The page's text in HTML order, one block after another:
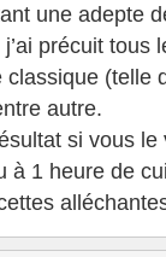
une adepte
précuit tous
(telle
autre.
si vous
à 1 heure de